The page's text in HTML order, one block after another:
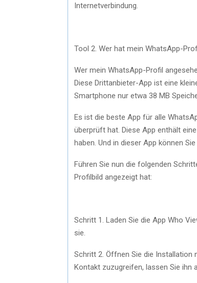
Internetverbindung.
Tool 2. Wer hat mein WhatsApp-
Wer mein WhatsApp-Profil
Diese Drittanbieter-App ist eine
Smartphone nur etwa 38 MB
Es ist die beste App für alle
überprüft hat. Diese App enthält
haben. Und in dieser App können
Führen Sie nun die folgenden
Profilbild angezeigt hat:
Schritt 1. Laden Sie die App Who
sie.
Schritt 2. Öffnen Sie die Installation
Kontakt zuzugreifen, lassen Sie ihn